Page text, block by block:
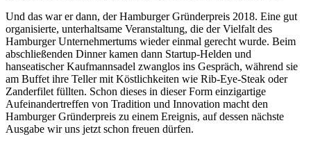
Und das war er dann, der Hamburger Gründerpreis 2018. Eine gut
organisierte, unterhaltsame Veranstaltung, die der Vielfalt des
Hamburger Unternehmertums wieder einmal gerecht wurde. Beim
abschließenden Dinner kamen dann Startup-Helden und
hanseatischer Kaufmannsadel zwanglos ins Gespräch, während sie
am Buffet ihre Teller mit Köstlichkeiten wie Rib-Eye-Steak oder
Zanderfilet füllten. Schon dieses in dieser Form einzigartige
Aufeinandertreffen von Tradition und Innovation macht den
Hamburger Gründerpreis zu einem Ereignis, auf dessen nächste
Ausgabe wir uns jetzt schon freuen dürfen.